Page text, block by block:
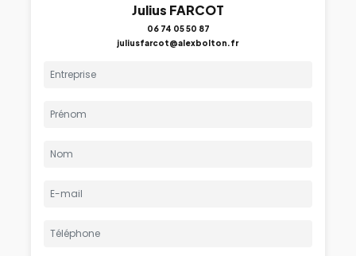
Julius FARCOT
06 74 05 50 87
juliusfarcot@alexbolton.fr